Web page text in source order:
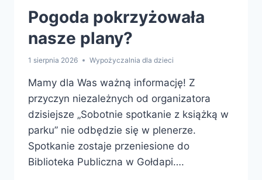
Pogoda pokrzyżowała
nasze plany?
1 sierpnia 2026 Wypożyczalnia dla dzieci
Mamy dla Was ważną informację! Z
przyczyn niezależnych od organizatora
dzisiejsze „Sobotnie spotkanie z książką w
parku” nie odbędzie się w plenerze.
Spotkanie zostaje przeniesione do
Biblioteka Publiczna w Gołdapi….